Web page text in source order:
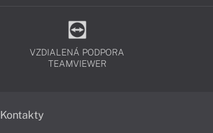
VZDIALENÁ PODPORA
TEAMVIEWER
Kontakty